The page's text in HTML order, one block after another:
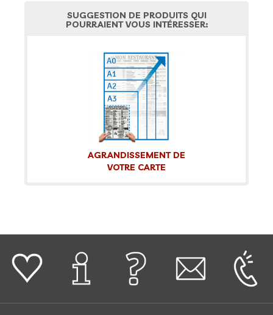
SUGGESTION DE PRODUITS QUI
POURRAIENT VOUS INTÉRESSER:
AGRANDISSEMENT DE
VOTRE CARTE